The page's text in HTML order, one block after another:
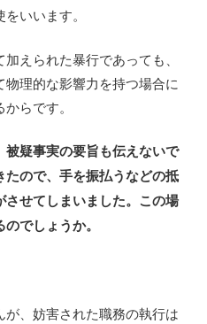
いいます。
えられた暴行であっても、
理的な影響力を持つ場合に
らです。
疑事実の要旨も伝えないで
ので、手を振払うなどの抵
せてしまいました。この場
でしょうか。
、妨害された職務の執行は